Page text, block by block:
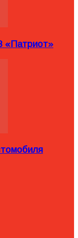
«Патриот»